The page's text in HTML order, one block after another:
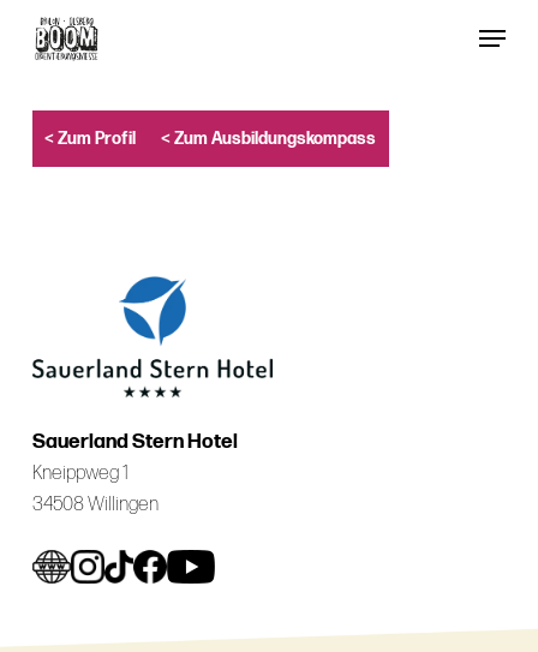
content
Menu
< Zum Profil < Zum Ausbildungskompass
Sauerland Stern Hotel
Kneippweg 1
34508 Willingen